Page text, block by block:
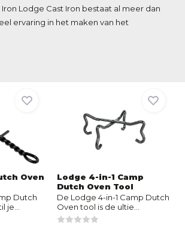
Lodge Cast Iron bestaat al meer dan
ervaring in het maken van het
Oven
Dutch
je...
Lodge 4-in-1 Camp
Dutch Oven Tool
De Lodge 4-in-1 Camp Dutch
Oven tool is de ultie...